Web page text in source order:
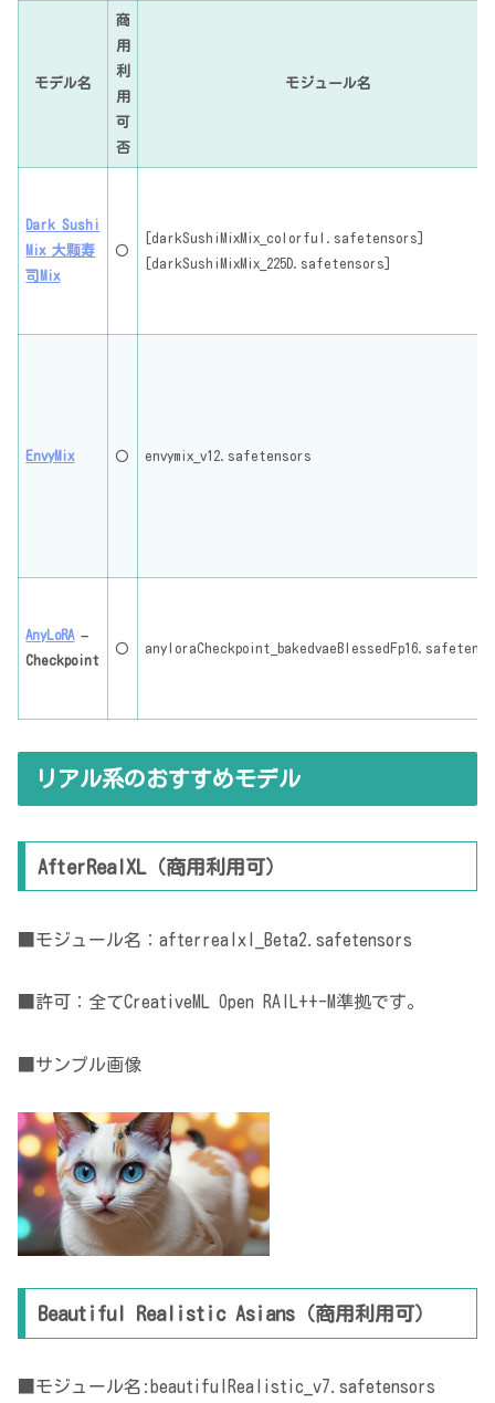
モデル名
商
用
利
用
可
否
モジュール名
Dark Sushi
Mix 大颗寿
司Mix
〇
[darkSushiMixMix_colorful.safetensors]
[darkSushiMixMix_225D.safetensors]
EnvyMix 〇 envymix_v12.safetensors
AnyLoRA–
Checkpoint
〇
リアル系のおすすめモデル
AfterRealXL（商用利用可）
■モジュール名：afterrealxl_Beta2.safetensors
■許可：全てCreativeML Open RAIL++-M準拠です。
■サンプル画像
Beautiful Realistic Asians（商用利用可）
■モジュール名:beautifulRealistic_v7.safetensors